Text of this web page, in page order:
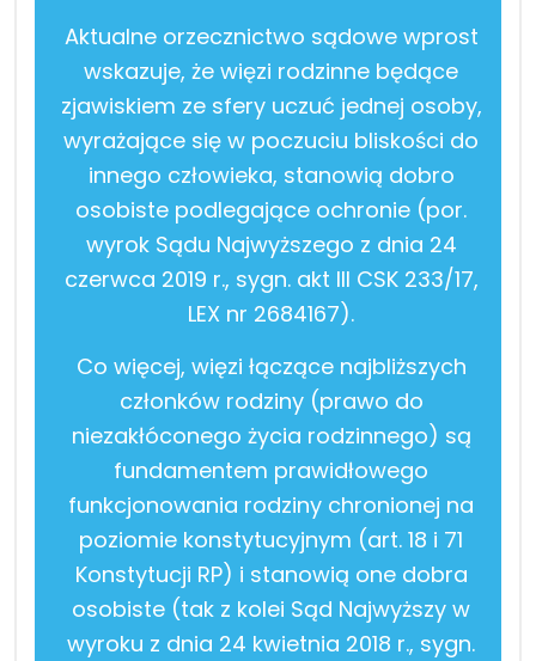
Aktualne orzecznictwo sądowe wprost
wskazuje, że więzi rodzinne będące
zjawiskiem ze sfery uczuć jednej osoby,
wyrażające się w poczuciu bliskości do
innego człowieka, stanowią dobro
osobiste podlegające ochronie (por.
wyrok Sądu Najwyższego z dnia 24
czerwca 2019 r., sygn. akt III CSK 233/17,
LEX nr 2684167).
Co więcej, więzi łączące najbliższych
członków rodziny (prawo do
niezakłóconego życia rodzinnego) są
fundamentem prawidłowego
funkcjonowania rodziny chronionej na
poziomie konstytucyjnym (art. 18 i 71
Konstytucji RP) i stanowią one dobra
osobiste (tak z kolei Sąd Najwyższy w
wyroku z dnia 24 kwietnia 2018 r., sygn.